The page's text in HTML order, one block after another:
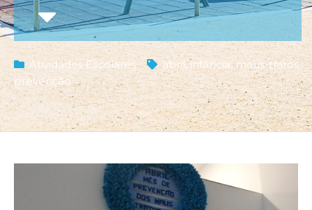
Atividades Escolares abril,infância,maus-tratos,
prevenção